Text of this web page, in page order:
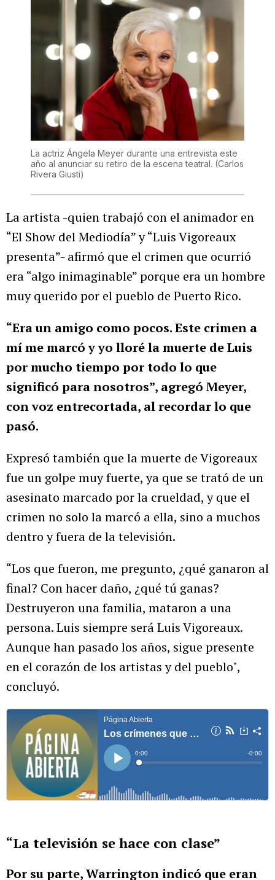
La actriz Ángela Meyer durante una entrevista este
año al anunciar su retiro de la escena teatral. (Carlos
Rivera Giusti)
La artista -quien trabajó con el animador en
“El Show del Mediodía” y “Luis Vigoreaux
presenta”- afirmó que el crimen que ocurrió
era “algo inimaginable” porque era un hombre
muy querido por el pueblo de Puerto Rico.
“Era un amigo como pocos. Este crimen a
mí me marcó y yo lloré la muerte de Luis
por mucho tiempo por todo lo que
significó para nosotros”, agregó Meyer,
con voz entrecortada, al recordar lo que
pasó.
Expresó también que la muerte de Vigoreaux
fue un golpe muy fuerte, ya que se trató de un
asesinato marcado por la crueldad, y que el
crimen no solo la marcó a ella, sino a muchos
dentro y fuera de la televisión.
“Los que fueron, me pregunto, ¿qué ganaron al
final? Con hacer daño, ¿qué tú ganas?
Destruyeron una familia, mataron a una
persona. Luis siempre será Luis Vigoreaux.
Aunque han pasado los años, sigue presente
en el corazón de los artistas y del pueblo",
concluyó.
“La televisión se hace con clase”
Por su parte, Warrington indicó que eran